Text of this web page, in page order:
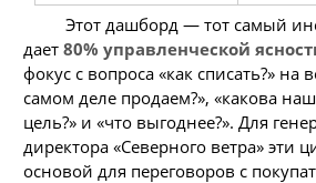
Этот дашборд — тот самый
дает 80% управленческой
фокус с вопроса «как списать?»
самом деле продаем?», «какова
цель?» и «что выгоднее?». Для
директора «Северного ветра» эти
основой для переговоров с